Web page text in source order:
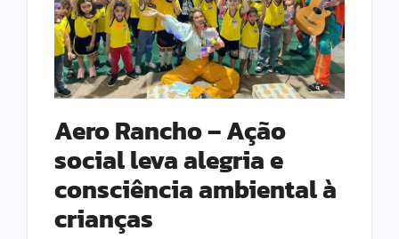
Aero Rancho – Ação
social leva alegria e
consciência ambiental à
crianças